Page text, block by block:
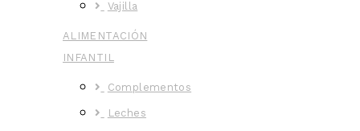
Vajilla
ALIMENTACIÓN
INFANTIL
Complementos
Leches